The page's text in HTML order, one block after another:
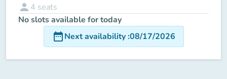
person 4 seats
No slots available for today
date_rangeNext availability:08/17/2026